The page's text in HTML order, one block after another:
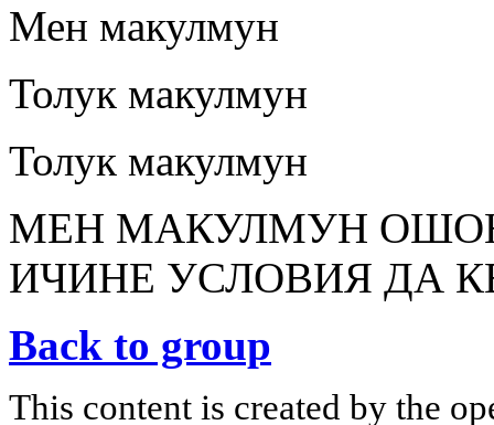
Мен макулмун
Толук макулмун
Толук макулмун
МЕН МАКУЛМУН
ИЧИНЕ УСЛОВИЯ ДА
Back to group
This content is created by the